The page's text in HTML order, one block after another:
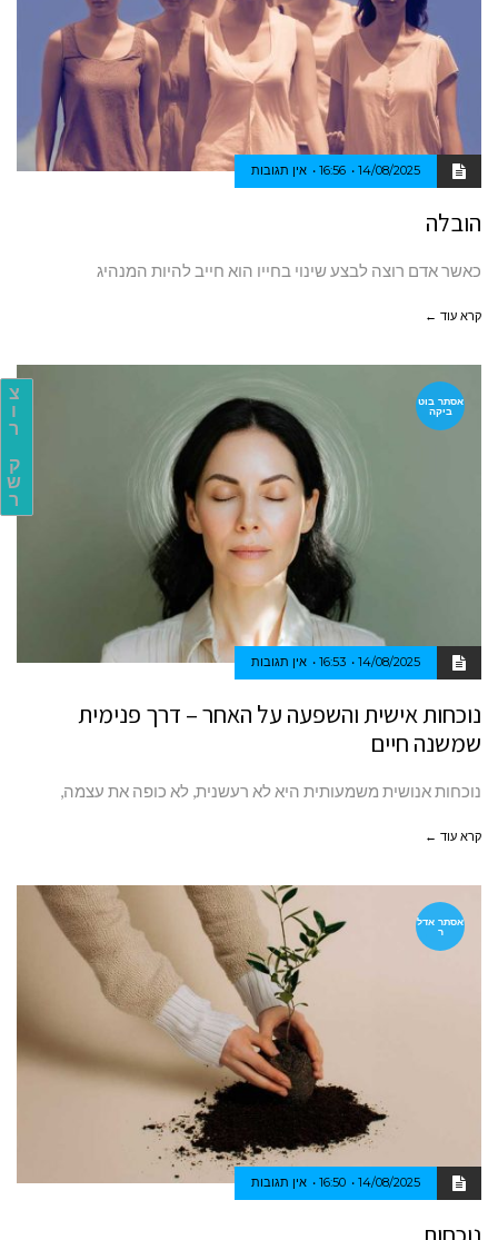
צ
ו
ר
ק
ש
ר
14/08/2025
16:56 אין תגובות
הובלה
כאשר אדם רוצה לבצע שינוי בחייו הוא חייב להיות המנהיג
קרא עוד ←
אסתר בוט
ביקה
14/08/2025
16:53 אין תגובות
נוכחות אישית והשפעה על האחר – דרך פנימית
שמשנה חיים
נוכחות אנושית משמעותית היא לא רעשנית, לא כופה את עצמה,
קרא עוד ←
אסתר אדל
ר
14/08/2025
16:50 אין תגובות